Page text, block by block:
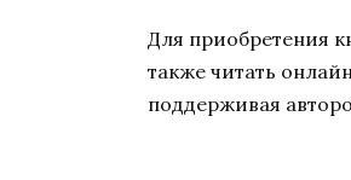
Для приобретения
также читать
поддерживая